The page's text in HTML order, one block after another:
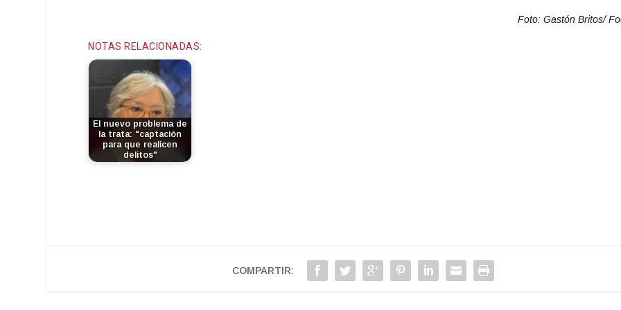
Foto: Gastón Britos/
NOTAS RELACIONADAS:
El nuevo problema de
la trata: "captación
para que realicen
delitos"
COMPARTIR: